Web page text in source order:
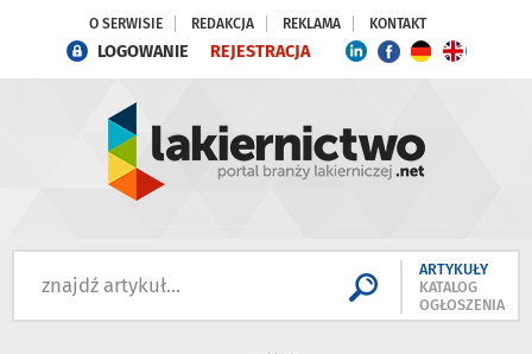
O SERWISIE REDAKCJA REKLAMA KONTAKT
LOGOWANIE REJESTRACJA
ARTYKUŁY
KATALOG
OGŁOSZENIA